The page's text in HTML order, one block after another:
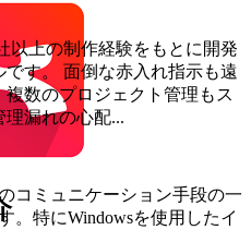
コミュニケーション手段の一
。特にWindowsを使用したイ
以上の制作経験をもとに開発
す。 面倒な赤入れ指示も遠
数のプロジェクト管理もス
漏れの心配...